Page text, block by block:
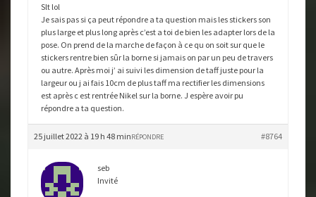
Slt lol
Je sais pas si ça peut répondre a ta question mais les stickers son
plus large et plus long après c’est a toi de bien les adapter lors de la
pose. On prend de la marche de façon à ce qu on soit sur que le
stickers rentre bien sûr la borne si jamais on par un peu de travers
ou autre. Après moi j’ ai suivi les dimension de taff juste pour la
largeur ou j ai fais 10cm de plus taff ma rectifier les dimensions
est après c est rentrée Nikel sur la borne. J espère avoir pu
répondre a ta question.
25 juillet 2022 à 19 h 48 min #8764
RÉPONDRE
seb
Invité